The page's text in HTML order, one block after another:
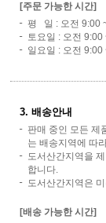
[주문 가능한 시간]
평 일 : 오전 9:00
토요일 : 오전 9:00
일요일 : 오전 9:00
3. 배송안내
판매 중인 모든 제
는 배송지역에 따
도서산간지역을
합니다.
도서산간지역은
[배송 가능한 시간]